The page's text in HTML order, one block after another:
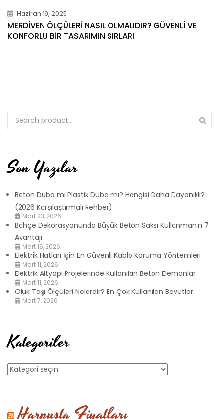
Haziran 19, 2025
MERDIVEN ÖLÇÜLERI NASIL OLMALIDIR? GÜVENLI VE
KONFORLU BIR TASARIMIN SIRLARI
Son Yazılar
Beton Duba mı Plastik Duba mı? Hangisi Daha Dayanıklı?
(2026 Karşılaştırmalı Rehber)
Mart 23, 2026
Bahçe Dekorasyonunda Büyük Beton Saksı Kullanmanın 7
Avantajı
Mart 16, 2026
Elektrik Hatları İçin En Güvenli Kablo Koruma Yöntemleri
Mart 11, 2026
Elektrik Altyapı Projelerinde Kullanılan Beton Elemanlar
Mart 11, 2026
Oluk Taşı Ölçüleri Nelerdir? En Çok Kullanılan Boyutlar
Mart 7, 2026
Kategoriler
Kategoriler
Harpuşta Fiyatları